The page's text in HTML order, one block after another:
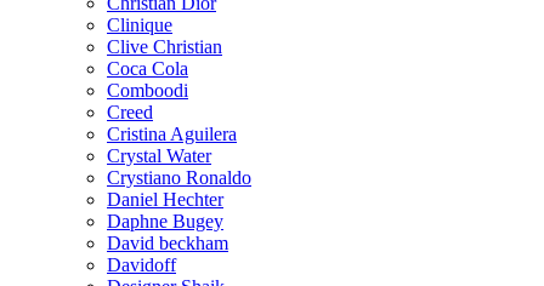
Clinique
Clive Christian
Coca Cola
Comboodi
Creed
Cristina Aguilera
Crystal Water
Crystiano Ronaldo
Daniel Hechter
Daphne Bugey
David beckham
Davidoff